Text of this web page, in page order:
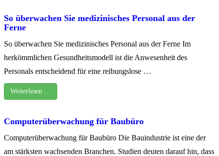
So überwachen Sie medizinisches Personal aus der
Ferne
So überwachen Sie medizinisches Personal aus der Ferne Im
herkömmlichen Gesundheitsmodell ist die Anwesenheit des
Personals entscheidend für eine reibungslose …
Weiterlesen …
Computerüberwachung für Baubüro
Computerüberwachung für Baubüro Die Bauindustrie ist eine der
am stärksten wachsenden Branchen. Studien deuten darauf hin, dass